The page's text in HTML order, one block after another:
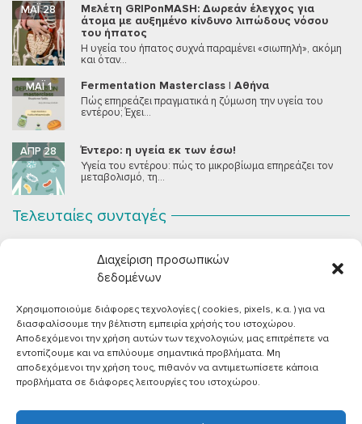
Διαχείριση προσωπικών
δεδομένων
Χρησιμοποιούμε διάφορες τεχνολογίες ( cookies, pixels, κ.α. ) για να
διασφαλίσουμε την βέλτιστη εμπειρία χρήσής του ιστοχώρου.
Αποδεχόμενοι την χρήση αυτών των τεχνολογιών, μας επιτρέπετε να
εντοπίζουμε και να επιλύουμε σημαντικά προβλήματα. Μη
αποδεχόμενοι την χρήση τους, πιθανόν να αντιμετωπίσετε κάποια
προβλήματα σε διάφορες λειτουργίες του ιστοχώρου.
Μελέτη GRIPonMASH: Δωρεάν έλεγχος για
άτομα με αυξημένο κίνδυνο λιπώδους νόσου
του ήπατος
ΜΆΙ 28
Η υγεία του ήπατος συχνά παραμένει «σιωπηλή», ακόμη
και όταν...
Fermentation Masterclass | Αθήνα
ΜΆΙ 1
Πώς επηρεάζει πραγματικά η ζύμωση την υγεία του
εντέρου; Έχει...
Έντερο: η υγεία εκ των έσω!
ΑΠΡ 28
Υγεία του εντέρου: πώς το μικροβίωμα επηρεάζει τον
μεταβολισμό, τη...
Τελευταίες συνταγές
Μια μους σοκολάτας για όλους εμάς που θέλουμε να
συστήσουμε...
Vegan Χωριάτικη Σαλάτα με Φέτα από Τόφου
ΙΟΎΝ 26
Καλοκαίρι, ζεστάρα και “χωριάτικη” σαλάτα! Έχοντας
μεγαλώσει με αυτό το...
Πικάντικες πέννες με ντομάτα
ΙΟΎΝ 18